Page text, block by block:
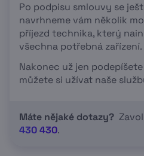
Po podpisu smlouvy se
navrhneme vám několik
příjezd technika, který
všechna potřebná zařízení.
Nakonec už jen
můžete si užívat naše
Máte nějaké dotazy?
430 430.